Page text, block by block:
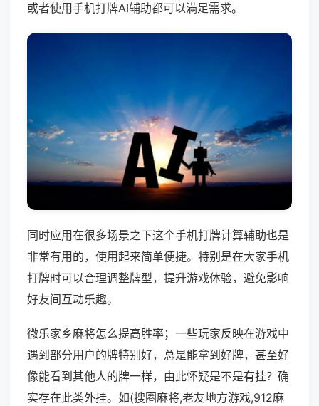
或者使用手机打牌AI辅助都可以满足需求。
同时应用在很多场景之下这个手机打牌计算辅助也是
非常有用的，使用起来简单便捷。特别是在大家手机
打牌时可以合理调整牌型，提升游戏体验，避免影响
好友间互动乐趣。
微乐家乡麻将怎么提高胜率；一些玩家反映在游戏中
遇到部分用户的牌特别好，总是能拿到好牌，甚至好
像能看到其他人的牌一样，由此怀疑是不是有挂？确
实存在此类外挂。如(搜圈麻将,老友地方游戏,912麻